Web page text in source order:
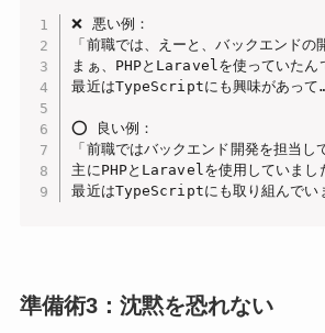
❌ 悪い例：
「前職では、えーと、バックエンドの
まぁ、PHPとLaravelを使っていたん
最近はTypeScriptにも興味があって…
⭕ 良い例：
「前職ではバックエンド開発を担当し
主にPHPとLaravelを使用していまし
最近はTypeScriptにも取り組んでい
準備術3：沈黙を恐れない